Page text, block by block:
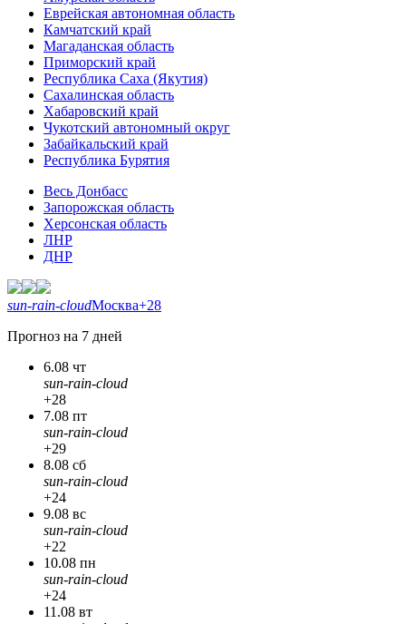
Еврейская автономная область
Камчатский край
Магаданская область
Приморский край
Республика Саха (Якутия)
Сахалинская область
Хабаровский край
Чукотский автономный округ
Забайкальский край
Республика Бурятия
Весь Донбасс
Запорожская область
Херсонская область
ЛНР
ДНР
sun-rain-cloudМосква+28
Прогноз на 7 дней
6.08 чт
sun-rain-cloud
+28
7.08 пт
sun-rain-cloud
+29
8.08 сб
sun-rain-cloud
+24
9.08 вс
sun-rain-cloud
+22
10.08 пн
sun-rain-cloud
+24
11.08 вт